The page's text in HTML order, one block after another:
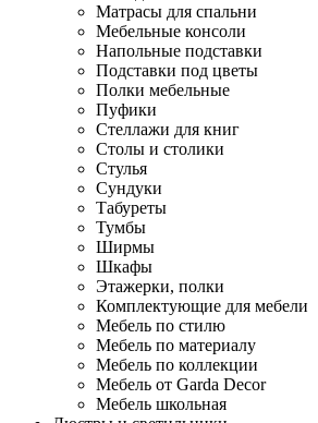
Матрасы для спальни
Мебельные консоли
Напольные подставки
Подставки под цветы
Полки мебельные
Пуфики
Стеллажи для книг
Столы и столики
Стулья
Сундуки
Табуреты
Тумбы
Ширмы
Шкафы
Этажерки, полки
Комплектующие для мебели
Мебель по стилю
Мебель по материалу
Мебель по коллекции
Мебель от Garda Decor
Мебель школьная